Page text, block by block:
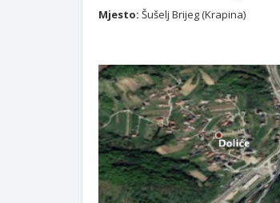
Mjesto: Šušelj Brijeg (Krapina)